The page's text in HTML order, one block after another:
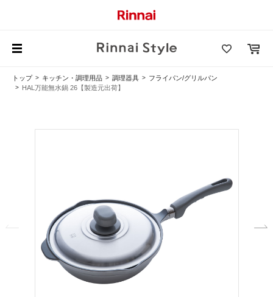
トップ キッチン・調理用品 調理器具
フライパン/グリルパン
HAL万能無水鍋 26【製造元出荷】